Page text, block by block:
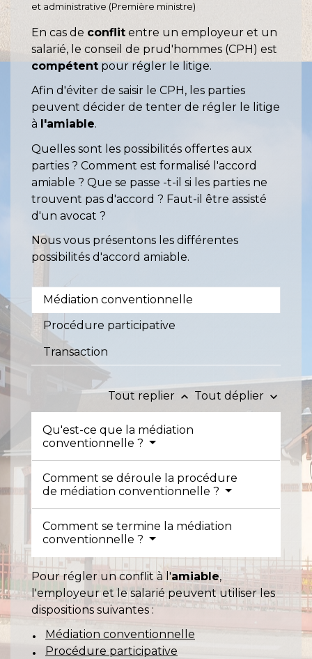
et administrative (Première ministre)
En cas de conflit entre un employeur et un
salarié, le conseil de prud'hommes (CPH) est
compétent pour régler le litige.
Afin d'éviter de saisir le CPH, les parties
peuvent décider de tenter de régler le litige
à l'amiable.
Quelles sont les possibilités offertes aux
parties ? Comment est formalisé l'accord
amiable ? Que se passe -t-il si les parties ne
trouvent pas d'accord ? Faut-il être assisté
d'un avocat ?
Nous vous présentons les différentes
possibilités d'accord amiable.
Médiation conventionnelle
Procédure participative
Transaction
Tout replier keyboard_arrow_up Tout déplier keyboard_arrow_down
Qu'est-ce que la médiation
conventionnelle ?
Comment se déroule la procédure
de médiation conventionnelle ?
Comment se termine la médiation
conventionnelle ?
Pour régler un conflit à l'amiable,
l'employeur et le salarié peuvent utiliser les
dispositions suivantes :
Médiation conventionnelle
Procédure participative